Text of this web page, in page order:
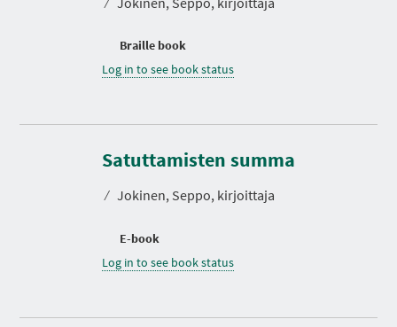
Braille book
Log in to see book status
Satuttamisten summa
⁄ Jokinen, Seppo, kirjoittaja
E-book
Log in to see book status
D